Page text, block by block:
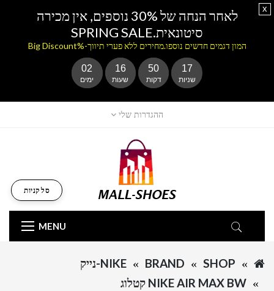
ההגדרות שלי
MENU
סל קניות
SHOP
BRAND
NIKE-נייק
NIKE AIR MAX BW קטלוג
לאחר הנחה של 30% נוספים, אין מכירה
סיטונאית.SPRING SALE
המון דגמים חדשים נוספו.מחירים ללא פערי תיווך-%Big Discount
02
ימים
16
שעות
50
דקות
16
שניות
x